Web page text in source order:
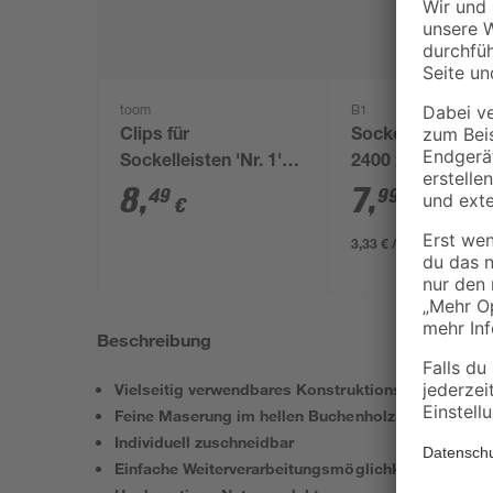
toom
Clips für
Sockelleisten 'Nr. 1'
schwarz, 20 Stück
8,49 €
B1
Sockelleiste Uni
2400 x 45 x 20
7,99
3,33 € / Meter
Beschreibung
Vielseitig verwendbares Konstruktionsholz
Feine Maserung im hellen Buchenholz
Individuell zuschneidbar
Einfache Weiterverarbeitungsmöglichkeiten